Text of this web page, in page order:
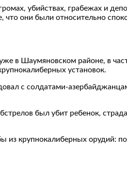
убийствах, грабежах и
что они были относительно
в Шаумяновском районе, в
установок.
с солдатами-
был убит ребенок,
из крупнокалиберных